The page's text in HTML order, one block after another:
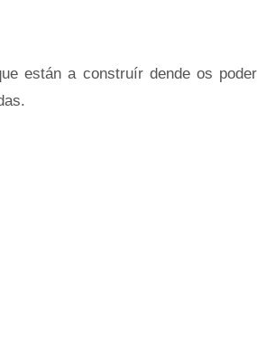
están a construír dende os